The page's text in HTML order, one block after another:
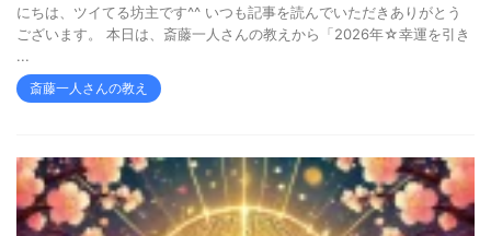
にちは、ツイてる坊主です^^ いつも記事を読んでいただきありがとう
ございます。 本日は、斎藤一人さんの教えから「2026年☆幸運を引き
...
斎藤一人さんの教え